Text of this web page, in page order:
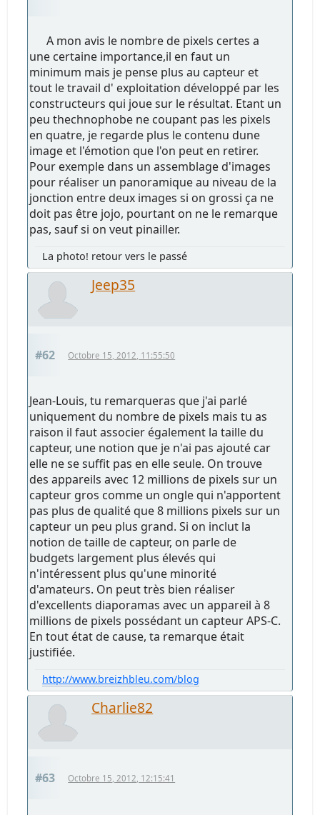
A mon avis le nombre de pixels certes a
une certaine importance,il en faut un
minimum mais je pense plus au capteur et
tout le travail d' exploitation développé par les
constructeurs qui joue sur le résultat. Etant un
peu thechnophobe ne coupant pas les pixels
en quatre, je regarde plus le contenu dune
image et l'émotion que l'on peut en retirer.
Pour exemple dans un assemblage d'images
pour réaliser un panoramique au niveau de la
jonction entre deux images si on grossi ça ne
doit pas être jojo, pourtant on ne le remarque
pas, sauf si on veut pinailler.
La photo! retour vers le passé
Jeep35
#62 Octobre 15, 2012, 11:55:50
Jean-Louis, tu remarqueras que j'ai parlé
uniquement du nombre de pixels mais tu as
raison il faut associer également la taille du
capteur, une notion que je n'ai pas ajouté car
elle ne se suffit pas en elle seule. On trouve
des appareils avec 12 millions de pixels sur un
capteur gros comme un ongle qui n'apportent
pas plus de qualité que 8 millions pixels sur un
capteur un peu plus grand. Si on inclut la
notion de taille de capteur, on parle de
budgets largement plus élevés qui
n'intéressent plus qu'une minorité
d'amateurs. On peut très bien réaliser
d'excellents diaporamas avec un appareil à 8
millions de pixels possédant un capteur APS-C.
En tout état de cause, ta remarque était
justifiée.
http://www.breizhbleu.com/blog
Charlie82
#63 Octobre 15, 2012, 12:15:41